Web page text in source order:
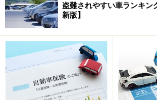
※記事内容は執筆時点のものです。最新の内
い。
本記事の内容は一般的な情報提供を目的とし
商品や投資行動を推奨するものではありませ
投資や資産運用に関する最終的なご判断はご
行ってください。
掲載情報の正確性・完全性については十分に
が、その内容を保証するものではなく、これ
などについて当社は一切の責任を負いません
最新の情報や詳細については、必ず各金融機
盗難されやすい車ランキン
新版】